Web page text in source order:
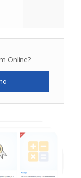
Online?